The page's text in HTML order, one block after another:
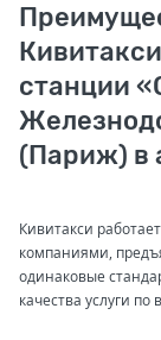
станции
(Париж) в
Кивитакси
компаниями,
одинаковые
качества услуги по